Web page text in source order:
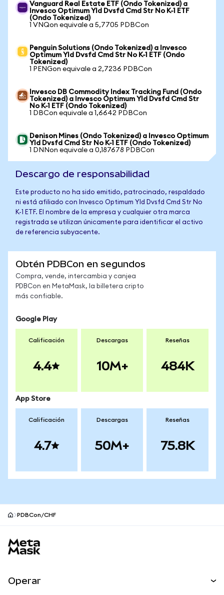
Vanguard Real Estate ETF (Ondo Tokenized) a
Invesco Optimum Yld Dvsfd Cmd Str No K-1 ETF
(Ondo Tokenized)
1 VNQon equivale a 5,7705 PDBCon
Penguin Solutions (Ondo Tokenized) a Invesco
Optimum Yld Dvsfd Cmd Str No K-1 ETF (Ondo
Tokenized)
1 PENGon equivale a 2,7236 PDBCon
Invesco DB Commodity Index Tracking Fund (Ondo
Tokenized) a Invesco Optimum Yld Dvsfd Cmd Str
No K-1 ETF (Ondo Tokenized)
1 DBCon equivale a 1,6642 PDBCon
Denison Mines (Ondo Tokenized) a Invesco Optimum
Yld Dvsfd Cmd Str No K-1 ETF (Ondo Tokenized)
1 DNNon equivale a 0,187678 PDBCon
Descargo de responsabilidad
Este producto no ha sido emitido, patrocinado, respaldado
ni está afiliado con Invesco Optimum Yld Dvsfd Cmd Str No
K-1 ETF. El nombre de la empresa y cualquier otra marca
registrada se utilizan únicamente para identificar el activo
de referencia subyacente.
Obtén PDBCon en segundos
Compra, vende, intercambia y canjea
PDBCon en MetaMask, la billetera cripto
más confiable.
Google Play
Calificación
4.4
Descargas
10M+
Reseñas
484K
App Store
Calificación
4.7
Descargas
50M+
Reseñas
75.8K
PDBCon/CHF
Operar